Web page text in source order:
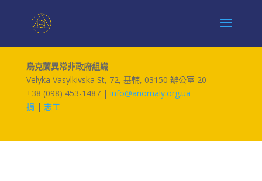
烏克蘭異常非政府組織
Velyka Vasylkivska St, 72, 基輔, 03150 辦公室 20
+38 (098) 453-1487 | info@anomaly.org.ua
捐 | 志工